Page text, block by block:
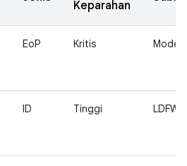
Keparahan
EoP Kritis
ID Tinggi LDFW